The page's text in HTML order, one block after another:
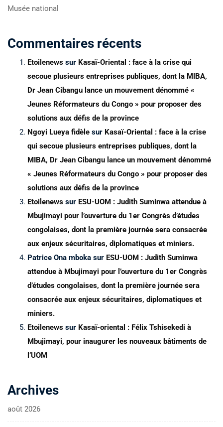
Musée national
Commentaires récents
Etoilenews sur Kasaï-Oriental : face à la crise qui
secoue plusieurs entreprises publiques, dont la MIBA,
Dr Jean Cibangu lance un mouvement dénommé «
Jeunes Réformateurs du Congo » pour proposer des
solutions aux défis de la province
Ngoyi Lueya fidèle sur Kasaï-Oriental : face à la crise
qui secoue plusieurs entreprises publiques, dont la
MIBA, Dr Jean Cibangu lance un mouvement dénommé
« Jeunes Réformateurs du Congo » pour proposer des
solutions aux défis de la province
Etoilenews sur ESU-UOM : Judith Suminwa attendue à
Mbujimayi pour l’ouverture du 1er Congrès d’études
congolaises, dont la première journée sera consacrée
aux enjeux sécuritaires, diplomatiques et miniers.
Patrice Ona mboka sur ESU-UOM : Judith Suminwa
attendue à Mbujimayi pour l’ouverture du 1er Congrès
d’études congolaises, dont la première journée sera
consacrée aux enjeux sécuritaires, diplomatiques et
miniers.
Etoilenews sur Kasaï-oriental : Félix Tshisekedi à
Mbujimayi, pour inaugurer les nouveaux bâtiments de
l’UOM
Archives
août 2026